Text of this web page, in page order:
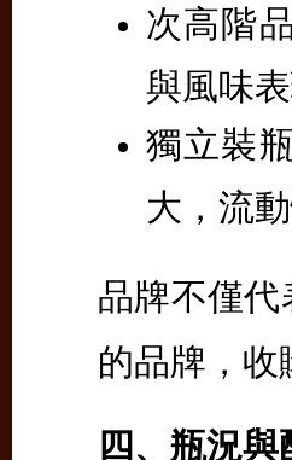
次高階
與風味
獨立裝
大，流
品牌不僅
的品牌，收
四、瓶況